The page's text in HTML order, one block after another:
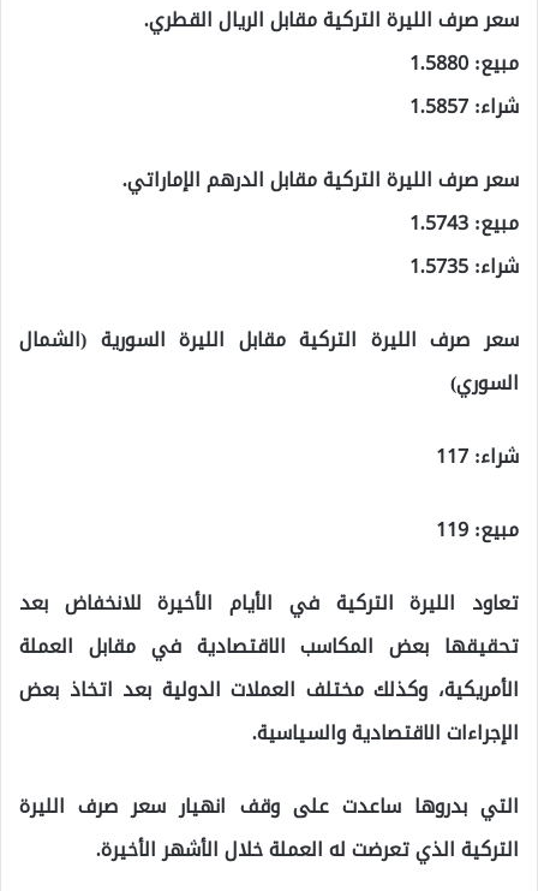
سعر صرف الليرة التركية مقابل الريال القطري.
مبيع: 1.5880
شراء: 1.5857
سعر صرف الليرة التركية مقابل الدرهم الإماراتي.
مبيع: 1.5743
شراء: 1.5735
سعر صرف الليرة التركية مقابل الليرة السورية (الشمال
السوري)
شراء: 117
مبيع: 119
تعاود الليرة التركية في الأيام الأخيرة للانخفاض بعد
تحقيقها بعض المكاسب الاقتصادية في مقابل العملة
الأمريكية، وكذلك مختلف العملات الدولية بعد اتخاذ بعض
الإجراءات الاقتصادية والسياسية.
التي بدروها ساعدت على وقف انهيار سعر صرف الليرة
التركية الذي تعرضت له العملة خلال الأشهر الأخيرة.